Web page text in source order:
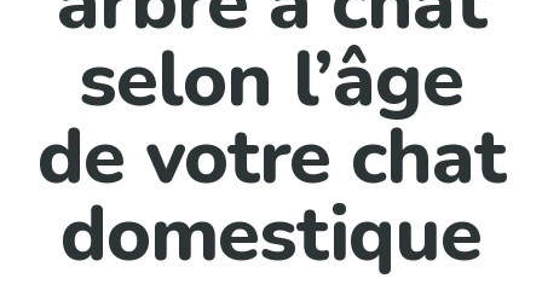
selon l’âge
de votre chat
domestique